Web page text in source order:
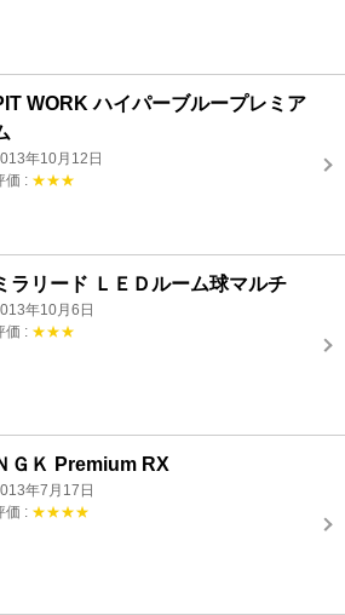
WORK ハイパーブループレミア
年10月12日
価 : ★★★
ラリード ＬＥＤルーム球マルチ
年10月6日
価 : ★★★
ＧＫ Premium RX
年7月17日
価 : ★★★★